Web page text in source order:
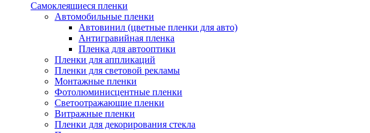
Самоклеящиеся пленки
Автомобильные пленки
Автовинил (цветные пленки для авто)
Антигравийная пленка
Пленка для автооптики
Пленки для аппликаций
Пленки для световой рекламы
Монтажные пленки
Фотолюминисцентные пленки
Светоотражающие пленки
Витражные пленки
Пленки для декорирования стекла